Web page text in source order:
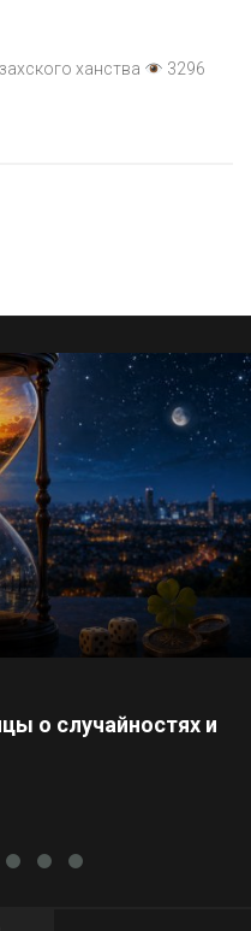
ханства
3296
о случайностях и